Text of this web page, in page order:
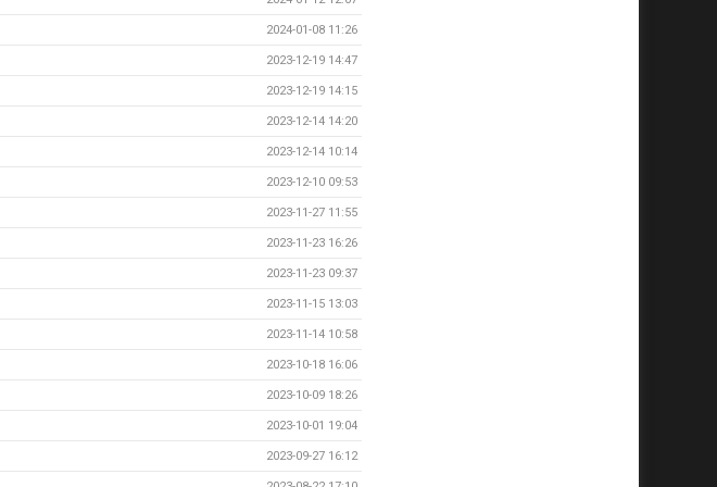
2024-01-08 11:26
2023-12-19 14:47
2023-12-19 14:15
2023-12-14 14:20
2023-12-14 10:14
2023-12-10 09:53
2023-11-27 11:55
2023-11-23 16:26
2023-11-23 09:37
2023-11-15 13:03
2023-11-14 10:58
2023-10-18 16:06
2023-10-09 18:26
2023-10-01 19:04
2023-09-27 16:12